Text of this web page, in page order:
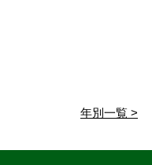
年別一覧 >